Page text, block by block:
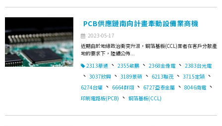
PCB供應鏈南向計畫牽動設備業商機
2023-05-17
近期由於地緣政治衝突升溫，銅箔基板(CCL)業者在客戶分散產
地的要求下，陸續公佈...
2313華通 、 2355敬鵬 、 2368金像電 、 2383台光電
、 3037欣興 、 3189景碩 、 6213聯茂 、 3715定穎 、
6274台燿 、 6664群翊 、 6727亞泰金屬 、 8046南電 、
印刷電路板(PCB) 、 銅箔基板(CCL)